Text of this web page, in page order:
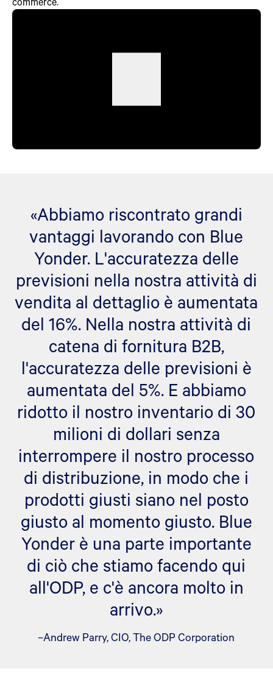
«Abbiamo riscontrato grandi
vantaggi lavorando con Blue
Yonder. L'accuratezza delle
previsioni nella nostra attività di
vendita al dettaglio è aumentata
del 16%. Nella nostra attività di
catena di fornitura B2B,
l'accuratezza delle previsioni è
aumentata del 5%. E abbiamo
ridotto il nostro inventario di 30
milioni di dollari senza
interrompere il nostro processo
di distribuzione, in modo che i
prodotti giusti siano nel posto
giusto al momento giusto. Blue
Yonder è una parte importante
di ciò che stiamo facendo qui
all'ODP, e c'è ancora molto in
arrivo.»
–Andrew Parry, CIO, The ODP Corporation